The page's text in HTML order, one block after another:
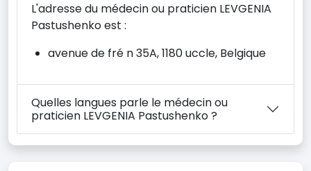
L'adresse du médecin ou praticien LEVGENIA
Pastushenko est :
avenue de fré n 35A, 1180 uccle, Belgique
Quelles langues parle le médecin ou
praticien LEVGENIA Pastushenko ?